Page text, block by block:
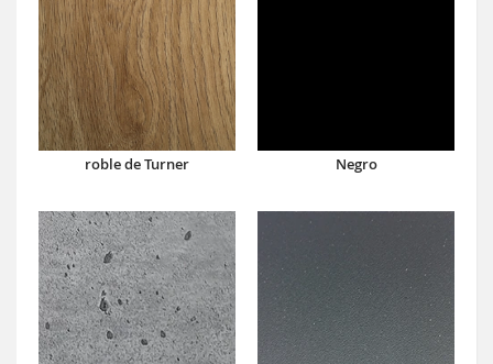
roble de Turner Negro